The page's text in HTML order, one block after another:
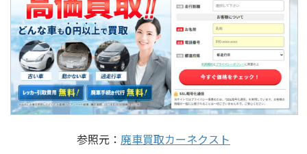
参照元： 廃車買取カーネクスト